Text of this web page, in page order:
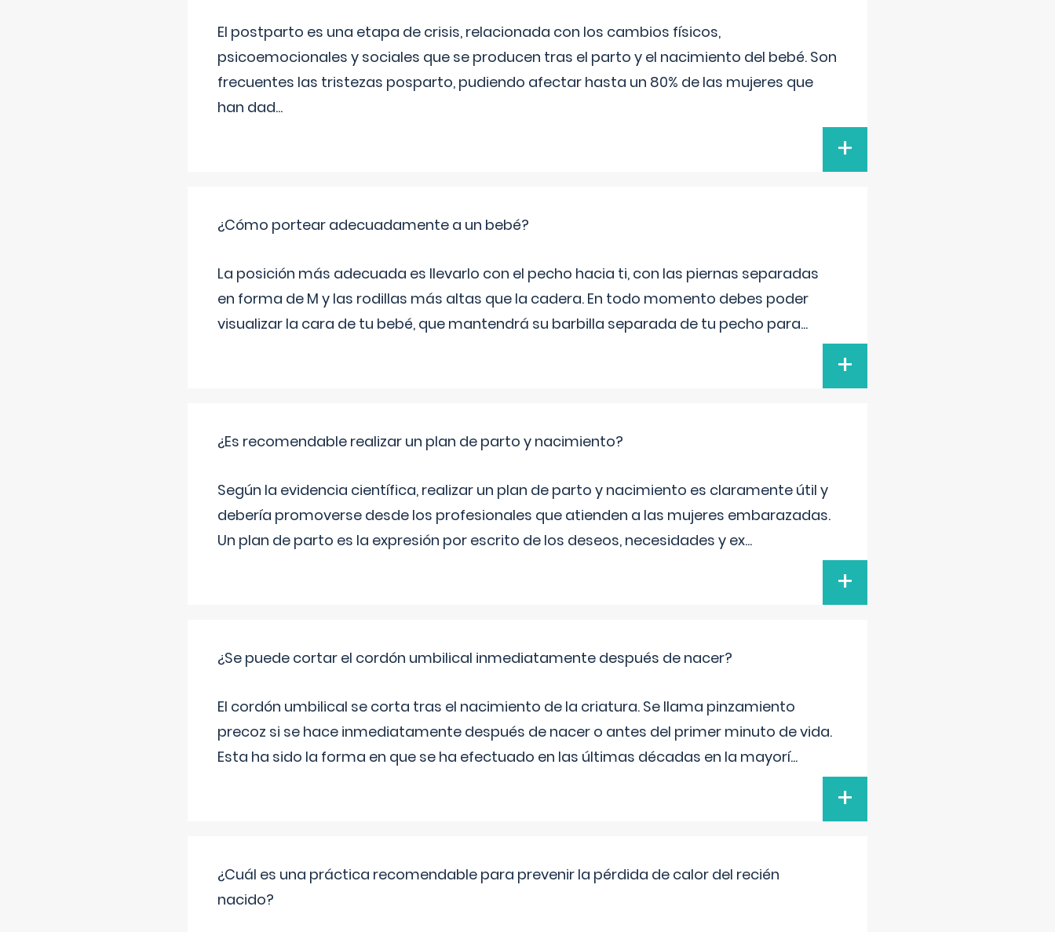
El postparto es una etapa de crisis, relacionada con los cambios físicos,
psicoemocionales y sociales que se producen tras el parto y el nacimiento del bebé. Son
frecuentes las tristezas posparto, pudiendo afectar hasta un 80% de las mujeres que
han dad...
+
¿Cómo portear adecuadamente a un bebé?
La posición más adecuada es llevarlo con el pecho hacia ti, con las piernas separadas
en forma de M y las rodillas más altas que la cadera. En todo momento debes poder
visualizar la cara de tu bebé, que mantendrá su barbilla separada de tu pecho para...
+
¿Es recomendable realizar un plan de parto y nacimiento?
Según la evidencia científica, realizar un plan de parto y nacimiento es claramente útil y
debería promoverse desde los profesionales que atienden a las mujeres embarazadas.
Un plan de parto es la expresión por escrito de los deseos, necesidades y ex...
+
¿Se puede cortar el cordón umbilical inmediatamente después de nacer?
El cordón umbilical se corta tras el nacimiento de la criatura. Se llama pinzamiento
precoz si se hace inmediatamente después de nacer o antes del primer minuto de vida.
Esta ha sido la forma en que se ha efectuado en las últimas décadas en la mayorí...
+
¿Cuál es una práctica recomendable para prevenir la pérdida de calor del recién
nacido?